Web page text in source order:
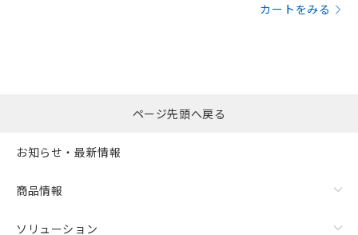
カートをみる
ページ先頭へ戻る
お知らせ・最新情報
商品情報
ソリューション